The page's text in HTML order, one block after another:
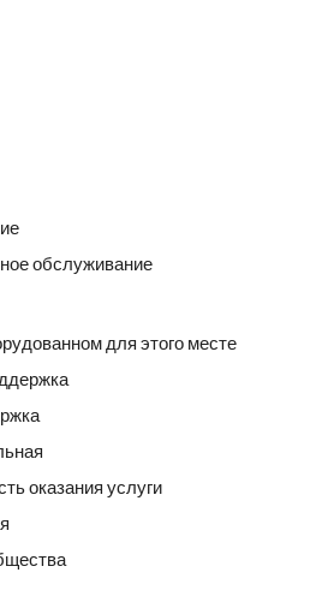
обслуживание
для этого месте
оказания услуги